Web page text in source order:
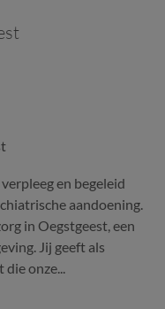
en begeleid
aandoening.
in Oegstgeest, een
Jij geeft als
die onze...